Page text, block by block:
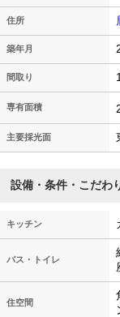
住所
築年月
間取り
専有面積
主要採光面
設備・条件・こだわ
キッチン
バス・トイレ
住空間